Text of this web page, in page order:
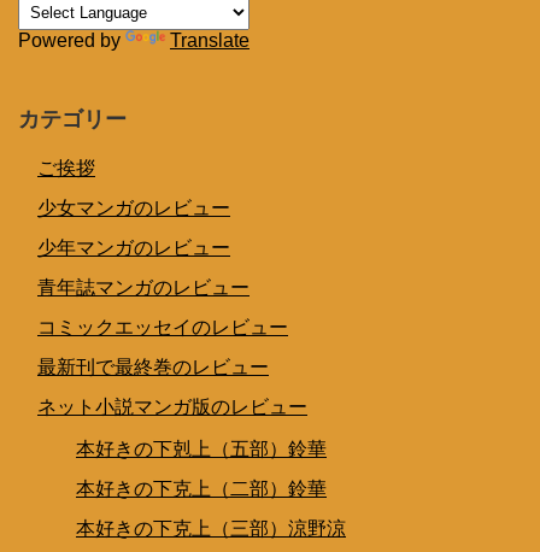
Powered by Translate
カテゴリー
ご挨拶
少女マンガのレビュー
少年マンガのレビュー
青年誌マンガのレビュー
コミックエッセイのレビュー
最新刊で最終巻のレビュー
ネット小説マンガ版のレビュー
本好きの下剋上（五部）鈴華
本好きの下克上（二部）鈴華
本好きの下克上（三部）涼野涼